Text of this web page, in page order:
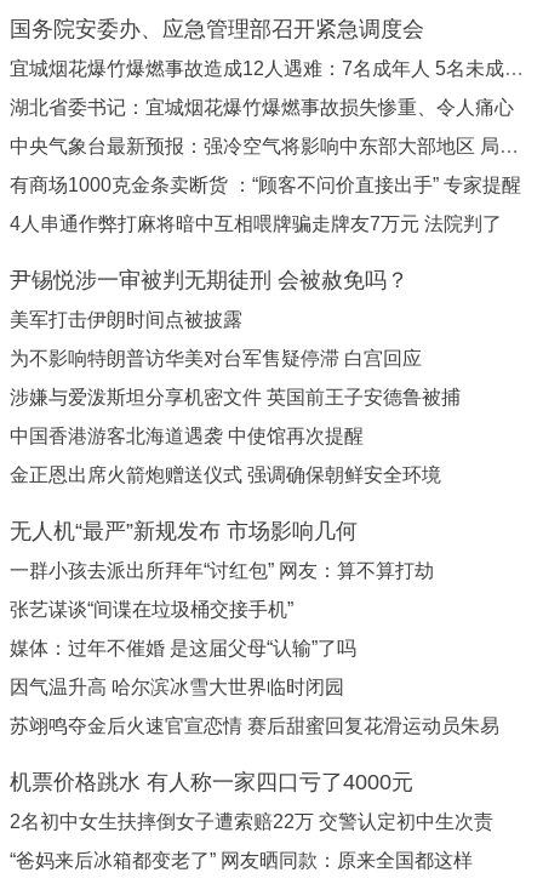
国务院安委办、应急管理部召开紧急调度会
宜城烟花爆竹爆燃事故造成12人遇难：7名成年人 5名未成年人
湖北省委书记：宜城烟花爆竹爆燃事故损失惨重、令人痛心
中央气象台最新预报：强冷空气将影响中东部大部地区 局地暴雪
有商场1000克金条卖断货 ：“顾客不问价直接出手” 专家提醒
4人串通作弊打麻将暗中互相喂牌骗走牌友7万元 法院判了
尹锡悦涉一审被判无期徒刑 会被赦免吗？
美军打击伊朗时间点被披露
为不影响特朗普访华美对台军售疑停滞 白宫回应
涉嫌与爱泼斯坦分享机密文件 英国前王子安德鲁被捕
中国香港游客北海道遇袭 中使馆再次提醒
金正恩出席火箭炮赠送仪式 强调确保朝鲜安全环境
无人机“最严”新规发布 市场影响几何
一群小孩去派出所拜年“讨红包” 网友：算不算打劫
张艺谋谈“间谍在垃圾桶交接手机”
媒体：过年不催婚 是这届父母“认输”了吗
因气温升高 哈尔滨冰雪大世界临时闭园
苏翊鸣夺金后火速官宣恋情 赛后甜蜜回复花滑运动员朱易
机票价格跳水 有人称一家四口亏了4000元
2名初中女生扶摔倒女子遭索赔22万 交警认定初中生次责
“爸妈来后冰箱都变老了” 网友晒同款：原来全国都这样